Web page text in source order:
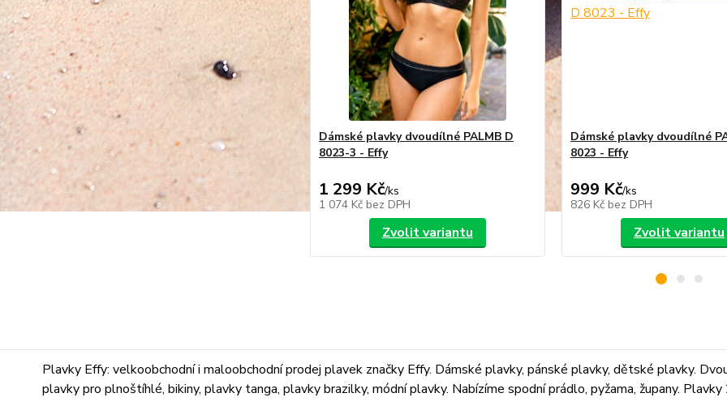
Dámské plavky dvoudílné PALMB D
8023-3 - Effy
1 299 Kč/ks
1 074 Kč bez DPH
Zvolit variantu
Dámské plavky dvoudílné
8023 - Effy
999 Kč/ks
826 Kč bez DPH
Zvolit variantu
Plavky Effy: velkoobchodní i maloobchodní prodej plavek značky Effy. Dámské plavky, pánské plavky, dětské plavky.
plavky pro plnoštíhlé, bikiny, plavky tanga, plavky brazilky, módní plavky. Nabízíme spodní prádlo, pyžama, župany.